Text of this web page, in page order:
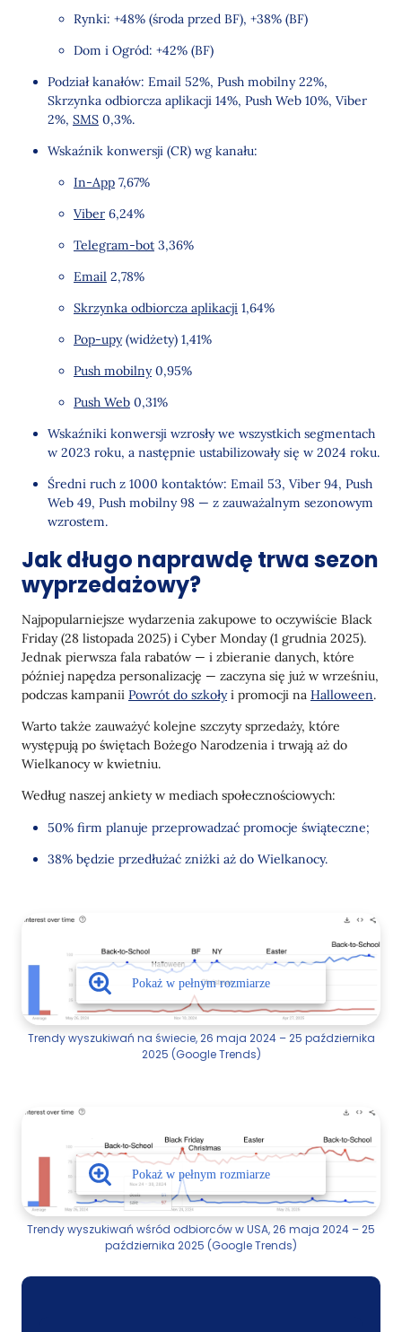
Rynki: +48% (środa przed BF), +38% (BF)
Dom i Ogród: +42% (BF)
Podział kanałów: Email 52%, Push mobilny 22%,
Skrzynka odbiorcza aplikacji 14%, Push Web 10%, Viber
2%, SMS 0,3%.
Wskaźnik konwersji (CR) wg kanału:
In-App 7,67%
Viber 6,24%
Telegram-bot 3,36%
Email 2,78%
Skrzynka odbiorcza aplikacji 1,64%
Pop-upy(widżety) 1,41%
Push mobilny0,95%
Push Web 0,31%
Wskaźniki konwersji wzrosły we wszystkich segmentach
w 2023 roku, a następnie ustabilizowały się w 2024 roku.
Średni ruch z 1000 kontaktów: Email 53, Viber 94, Push
Web 49, Push mobilny 98 — z zauważalnym sezonowym
wzrostem.
Jak długo naprawdę trwa sezon
wyprzedażowy?
Najpopularniejsze wydarzenia zakupowe to oczywiście Black
Friday (28 listopada 2025) i Cyber Monday (1 grudnia 2025).
Jednak pierwsza fala rabatów — i zbieranie danych, które
później napędza personalizację — zaczyna się już w wrześniu,
podczas kampanii Powrót do szkołyi promocji na Halloween.
Warto także zauważyć kolejne szczyty sprzedaży, które
występują po świętach Bożego Narodzenia i trwają aż do
Wielkanocy w kwietniu.
Według naszej ankiety w mediach społecznościowych:
50% firm planuje przeprowadzać promocje świąteczne;
38% będzie przedłużać zniżki aż do Wielkanocy.
Trendy wyszukiwań na świecie, 26 maja 2024 – 25 października
2025 (Google Trends)
Trendy wyszukiwań wśród odbiorców w USA, 26 maja 2024 – 25
października 2025 (Google Trends)